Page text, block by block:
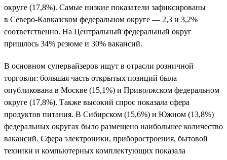
округе (17,8%). Самые низкие показатели зафиксированы
в Северо-Кавказском федеральном округе — 2,3 и 3,2%
соответственно. На Центральный федеральный округ
пришлось 34% резюме и 30% вакансий.
В основном супервайзеров ищут в отрасли розничной
торговли: большая часть открытых позиций была
опубликована в Москве (15,1%) и Приволжском федеральном
округе (17,8%). Также высокий спрос показала сфера
продуктов питания. В Сибирском (15,6%) и Южном (13,8%)
федеральных округах было размещено наибольшее количество
вакансий. Сфера электроники, приборостроения, бытовой
техники и компьютерных комплектующих показала